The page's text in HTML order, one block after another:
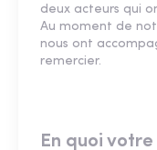
deux acteurs qui
Au moment de
nous ont
remercier.
En quoi